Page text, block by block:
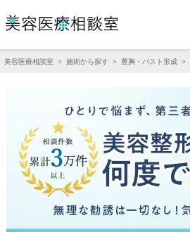
美容医療相談室 > 施術から探す > 豊胸・バスト形成 >